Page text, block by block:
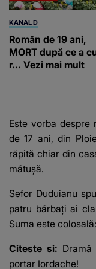
KANAL D
Român de 19 ani,
MORT după ce a
r... Vezi mai mult
Este vorba despre
de 17 ani, din
răpită chiar din
mătuşă.
Sefor Duduianu
patru bărbaţi ai
Suma este
Citeste si:
portar Iordache!